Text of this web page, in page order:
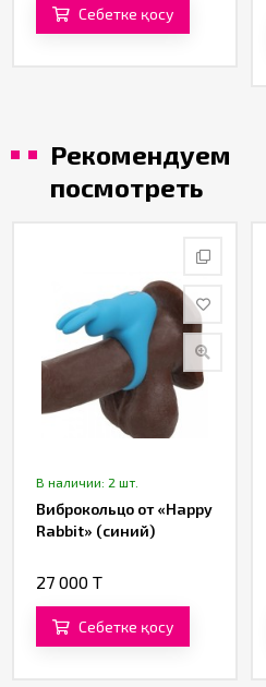
Себетке қосу
Рекомендуем
посмотреть
В наличии: 2 шт.
Виброкольцо от «Happy
Rabbit» (синий)
27 000 T
Себетке қосу